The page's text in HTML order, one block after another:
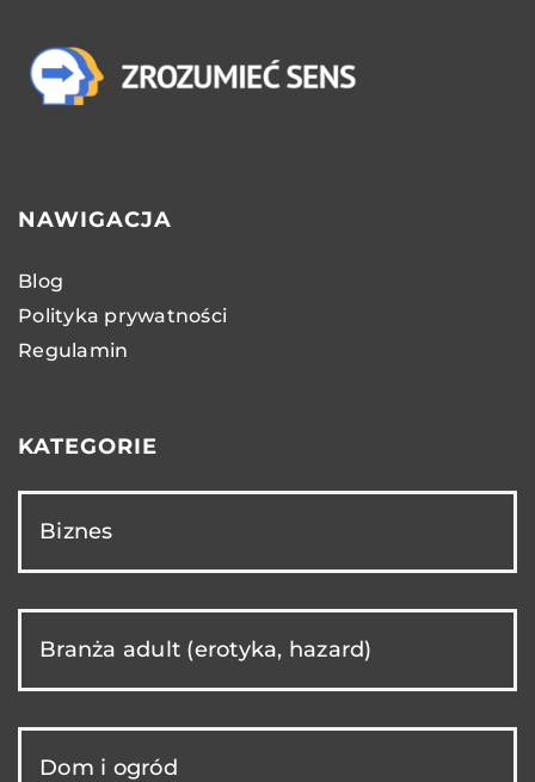
NAWIGACJA
Blog
Polityka prywatności
Regulamin
KATEGORIE
Biznes
Branża adult (erotyka, hazard)
Dom i ogród